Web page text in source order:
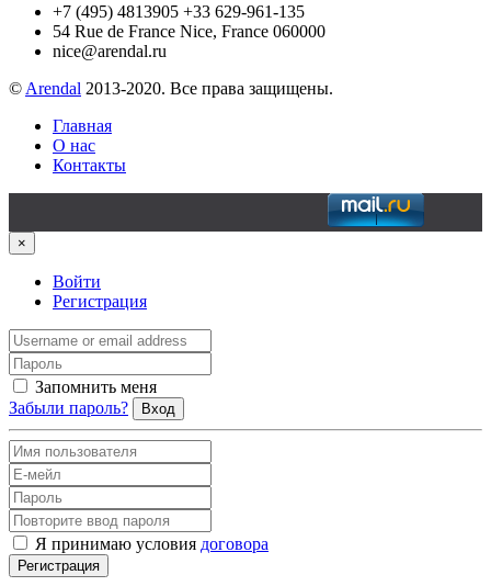
+7 (495) 4813905 +33 629-961-135
54 Rue de France Nice, France 060000
nice@arendal.ru
© Arendal 2013-2020. Все права защищены.
Главная
О нас
Контакты
×
Войти
Регистрация
Запомнить меня
Забыли пароль?
Вход
Я принимаю условия договора
Регистрация